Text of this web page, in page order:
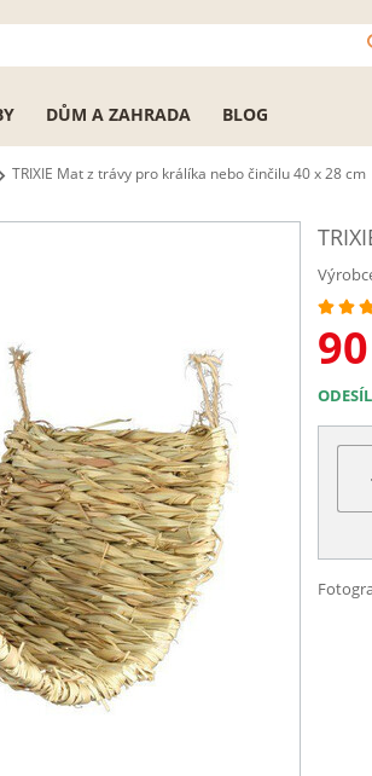
DŮM A ZAHRADA BLOG
TRIXIE Mat z trávy pro králíka nebo činčilu 40 x 28 cm
90